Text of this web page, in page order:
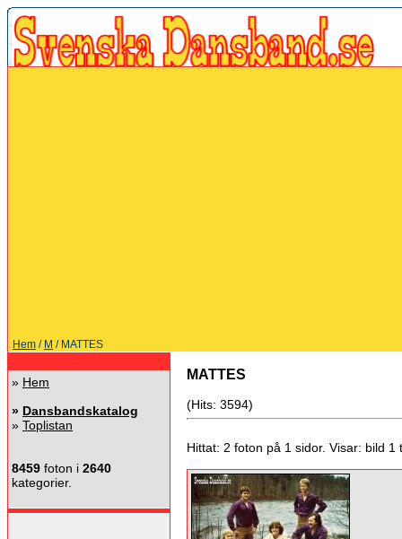
Hem / M / MATTES
» Hem
» Dansbandskatalog
» Toplistan
8459 foton i 2640
kategorier.
MATTES
(Hits: 3594)
Hittat: 2 foton på 1 sidor. Visar: bild 1